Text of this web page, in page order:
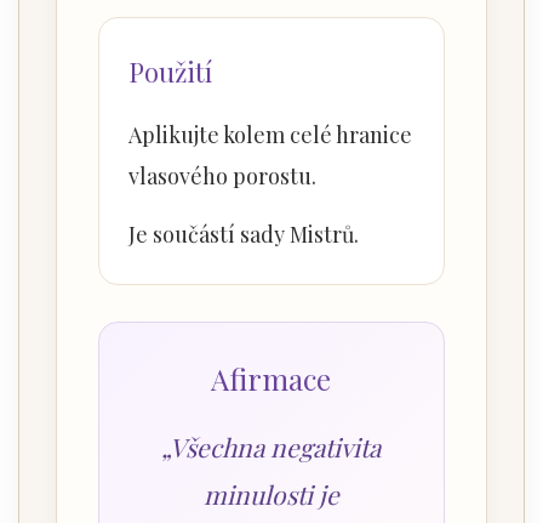
Použití
Aplikujte kolem celé hranice
vlasového porostu.
Je součástí sady Mistrů.
Afirmace
„Všechna negativita
minulosti je